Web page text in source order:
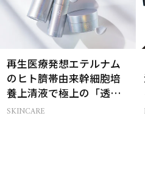
再生医療発想エテルナム
のヒト臍帯由来幹細胞培
養上清液で極上の「透明
感ハリ肌」へ
SKINCARE